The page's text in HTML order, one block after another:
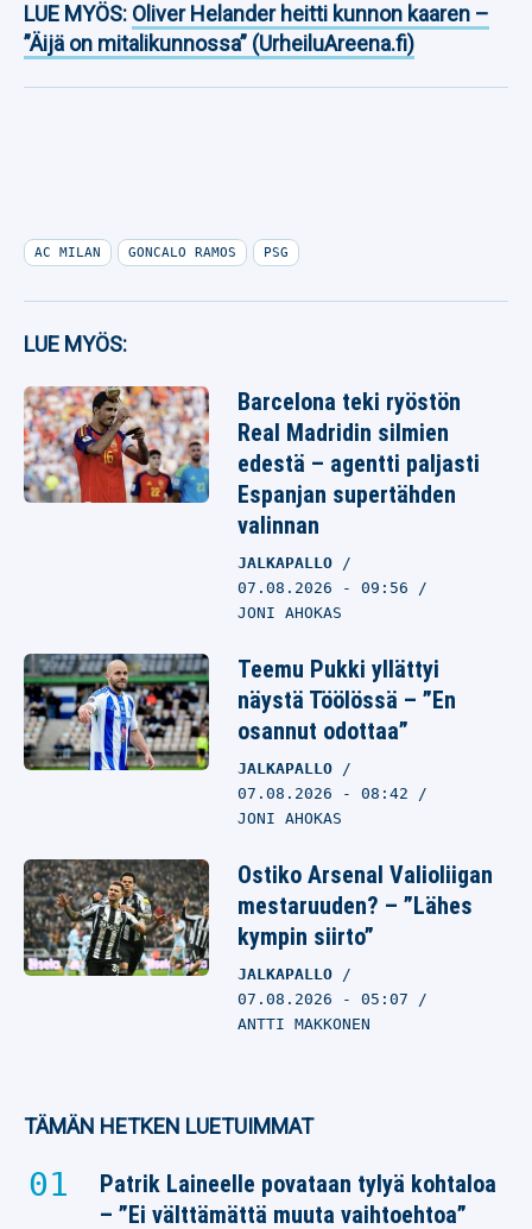
LUE MYÖS: Oliver Helander heitti kunnon kaaren –
”Äijä on mitalikunnossa” (UrheiluAreena.fi)
AC MILAN GONCALO RAMOS PSG
LUE MYÖS:
Barcelona teki ryöstön
Real Madridin silmien
edestä – agentti paljasti
Espanjan supertähden
valinnan
JALKAPALLO
07.08.2026 - 09:56
JONI AHOKAS
Teemu Pukki yllättyi
näystä Töölössä – ”En
osannut odottaa”
JALKAPALLO
07.08.2026 - 08:42
JONI AHOKAS
Ostiko Arsenal Valioliigan
mestaruuden? – ”Lähes
kympin siirto”
JALKAPALLO
07.08.2026 - 05:07
ANTTI MAKKONEN
TÄMÄN HETKEN LUETUIMMAT
Patrik Laineelle povataan tylyä kohtaloa
– ”Ei välttämättä muuta vaihtoehtoa”